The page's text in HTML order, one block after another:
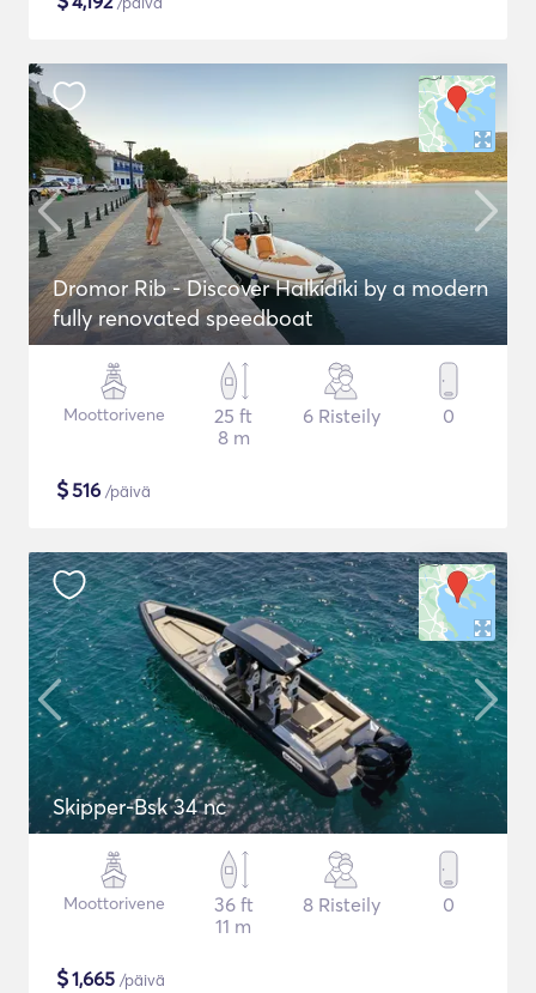
Dromor Rib - Discover Halkidiki by a modern
fully renovated speedboat
Moottorivene
25 ft
8 m
6 Risteily 0
$516 /päivä
Skipper-Bsk 34 nc
Moottorivene
36 ft
11 m
8 Risteily 0
$1,665 /päivä